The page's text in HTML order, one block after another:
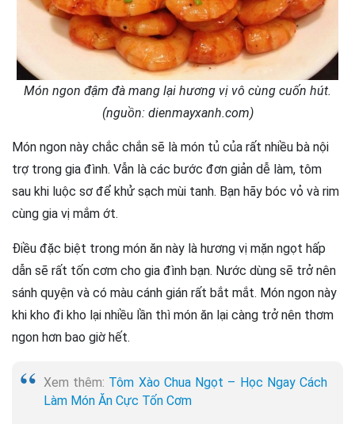
Món ngon đậm đà mang lại hương vị vô cùng cuốn hút.
(nguồn: dienmayxanh.com)
Món ngon này chắc chắn sẽ là món tủ của rất nhiều bà nội
trợ trong gia đình. Vẫn là các bước đơn giản dễ làm, tôm
sau khi luộc sơ để khử sạch mùi tanh. Bạn hãy bóc vỏ và rim
cùng gia vị mắm ớt.
Điều đặc biệt trong món ăn này là hương vị mặn ngọt hấp
dẫn sẽ rất tốn cơm cho gia đình bạn. Nước dùng sẽ trở nên
sánh quyện và có màu cánh gián rất bắt mắt. Món ngon này
khi kho đi kho lại nhiều lần thì món ăn lại càng trở nên thơm
ngon hơn bao giờ hết.
Xem thêm: Tôm Xào Chua Ngọt – Học Ngay Cách
Làm Món Ăn Cực Tốn Cơm